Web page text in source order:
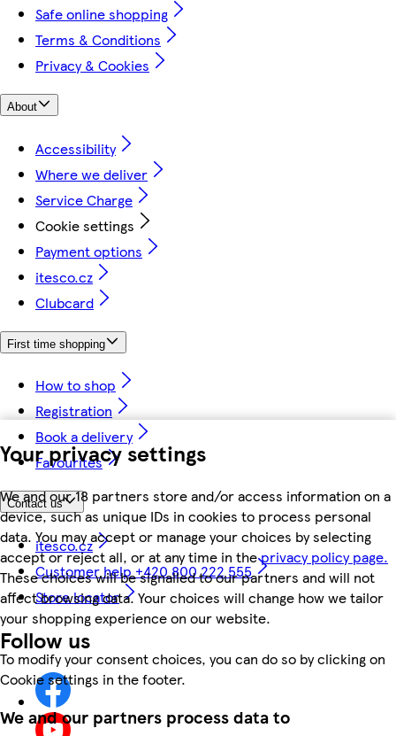
Your privacy settings
We and our 18 partners store and/or access information on a
device, such as unique IDs in cookies to process personal
data. You may accept or manage your choices by selecting
accept or reject all, or at any time in theprivacy policy page.
These choices will be signalled to our partners and will not
affect browsing data. Your choices will change how we tailor
your shopping experience on our website.
To modify your consent choices, you can do so by clicking on
Cookie settings in the footer.
We and our partners process data to
Safe online shopping
Terms & Conditions
Privacy & Cookies
About
Accessibility
Where we deliver
Service Charge
Cookie settings
Payment options
itesco.cz
Clubcard
First time shopping
How to shop
Registration
Book a delivery
Favourites
Contact us
itesco.cz
Customer help +420 800 222 555
Store locator
Follow us